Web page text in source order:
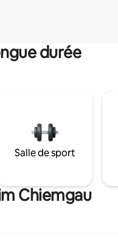
durée
Salle de sport
Chiemgau